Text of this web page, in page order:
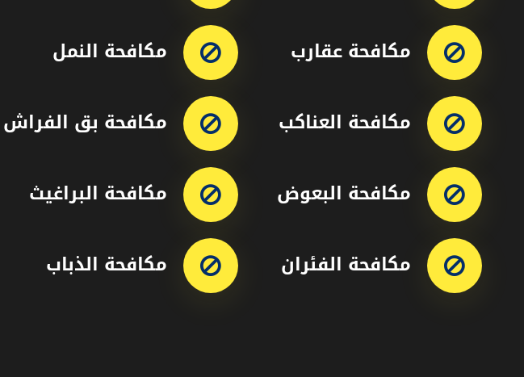
مكافحة النمل مكافحة عقارب
مكافحة بق الفراش مكافحة العناكب
مكافحة البراغيث مكافحة البعوض
مكافحة الذباب مكافحة الفئران